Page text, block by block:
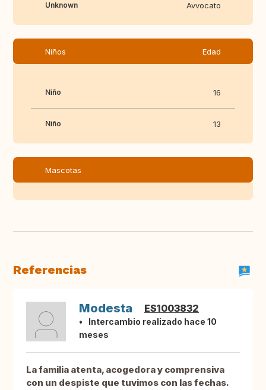
Unknown Avvocato
Niños Edad
Niño 16
Niño 13
Mascotas
Referencias
Modesta ES1003832
Intercambio realizado hace 10
meses
La familia atenta, acogedora y comprensiva
con un despiste que tuvimos con las fechas.